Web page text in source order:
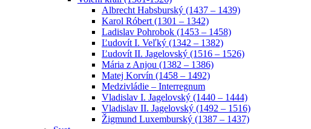
Albrecht Habsburský (1437 – 1439)
Karol Róbert (1301 – 1342)
Ladislav Pohrobok (1453 – 1458)
Ľudovít I. Veľký (1342 – 1382)
Ľudovít II. Jagelovský (1516 – 1526)
Mária z Anjou (1382 – 1386)
Matej Korvín (1458 – 1492)
Medzivládie – Interregnum
Vladislav I. Jagelovský (1440 – 1444)
Vladislav II. Jagelovský (1492 – 1516)
Žigmund Luxemburský (1387 – 1437)